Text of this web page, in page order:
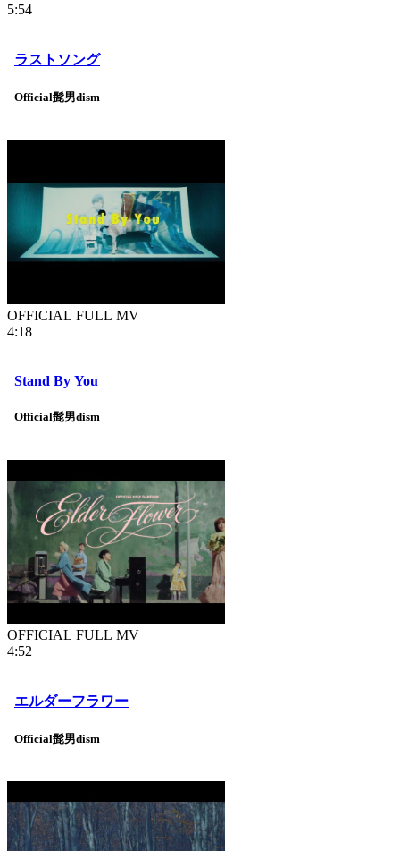
5:54
ラストソング
Official髭男dism
OFFICIAL FULL MV
4:18
Stand By You
Official髭男dism
OFFICIAL FULL MV
4:52
エルダーフラワー
Official髭男dism